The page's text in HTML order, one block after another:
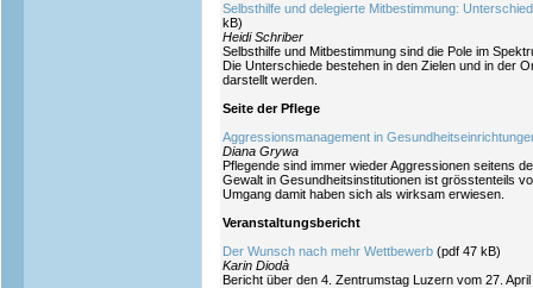
Selbsthilfe und delegierte Mitbestimmung:
kB)
Heidi Schriber
Selbsthilfe und Mitbestimmung sind die Pole im
Die Unterschiede bestehen in den Zielen und in der
darstellt werden.
Seite der Pflege
Aggressionsmanagement in
Diana Grywa
Pflegende sind immer wieder Aggressionen seitens
Gewalt in Gesundheitsinstitutionen ist grösstenteils
Umgang damit haben sich als wirksam erwiesen.
Veranstaltungsbericht
Der Wunsch nach mehr Wettbewerb (pdf 47 kB)
Karin Diodà
Bericht über den 4. Zentrumstag Luzern vom 27. April